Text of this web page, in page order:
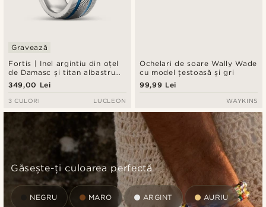
Fortis | Inel argintiu din oțel
de Damasc și titan albastru
cu două caneluri
Gravează
349,00 Lei
3 CULORI LUCLEON
Ochelari de soare Wally Wade
cu model țestoasă și gri
99,99 Lei
WAYKINS
Găsește-ți culoarea perfectă
NEGRU MARO ARGINT AURIU